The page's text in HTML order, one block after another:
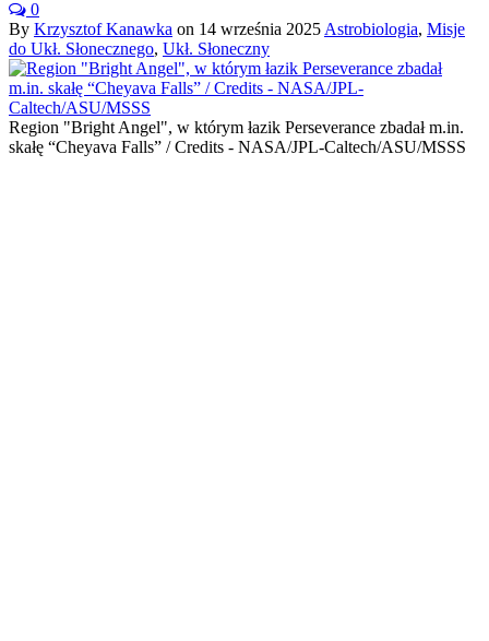
0
By Krzysztof Kanawka on 14 września 2025 Astrobiologia, Misje
do Ukł. Słonecznego, Ukł. Słoneczny
Region "Bright Angel", w którym łazik Perseverance zbadał m.in.
skałę “Cheyava Falls” / Credits - NASA/JPL-Caltech/ASU/MSSS